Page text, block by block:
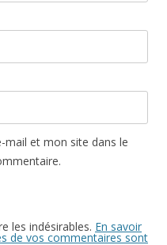
et mon site dans le
les indésirables. En savoir
de vos commentaires sont